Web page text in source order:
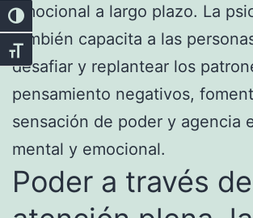
Alternar alto contraste
Alternar tamaño de letra
emocional a largo plazo. La
también capacita a las
desafiar y replantear los
pensamiento negativos,
sensación de poder y agencia
mental y emocional.
Poder a través